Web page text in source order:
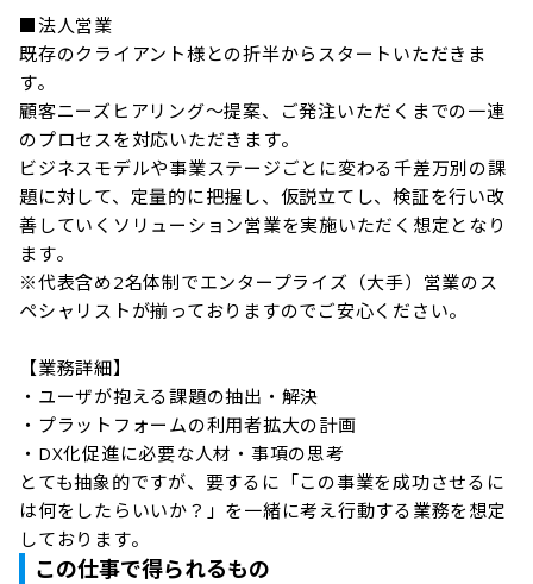
■法人営業
既存のクライアント様との折半からスタートいただきま
す。
顧客ニーズヒアリング～提案、ご発注いただくまでの一連
のプロセスを対応いただきます。
ビジネスモデルや事業ステージごとに変わる千差万別の課
題に対して、定量的に把握し、仮説立てし、検証を行い改
善していくソリューション営業を実施いただく想定となり
ます。
※代表含め2名体制でエンタープライズ（大手）営業のス
ペシャリストが揃っておりますのでご安心ください。
【業務詳細】
・ユーザが抱える課題の抽出・解決
・プラットフォームの利用者拡大の計画
・DX化促進に必要な人材・事項の思考
とても抽象的ですが、要するに「この事業を成功させるに
は何をしたらいいか？」を一緒に考え行動する業務を想定
しております。
この仕事で得られるもの